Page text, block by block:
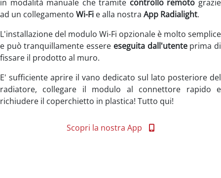
in modalità manuale che tramite controllo remoto grazie
ad un collegamento Wi-Fi e alla nostra App Radialight.
L'installazione del modulo Wi-Fi opzionale è molto semplice
e può tranquillamente essere eseguita dall'utenteprima di
fissare il prodotto al muro.
E' sufficiente aprire il vano dedicato sul lato posteriore del
radiatore, collegare il modulo al connettore rapido e
richiudere il coperchietto in plastica! Tutto qui!
Scopri la nostra App